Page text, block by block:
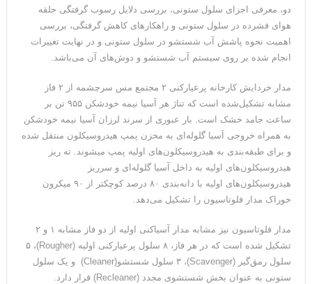
دو، معرفی اجزای سلول ستونی، بررسی دلایل رسوب گرفتگی حلقه
هوای فشرده در سلول ستونی و راهکارهای کاهش گرفتگی، بررسی
اهمیت نحوه پاشش آب شستشو در سلول ستونی و در نهایت تغییرات
انجام شده بر روی سیستم آب شستشو و دوش‌های آن می‌باشد.
مدار خردایش کارخانه پرعیارکنی ۲ مجتمع مس سرچشمه از ۲ فاز
مشابه تشکیل‌شده است که تناژ هر آسیا نیمه خودشکن ۹۵۵ تن بر
ساعت جامد خشک است. بار عبوری از سرند لرزان آسیا نیمه خودشکن
به همراه خروجی آسیا گلوله‌ای به مخزن پمپ هیدروسیکلون‌ منتقل شده
و برای طبقه‌بندی به هیدروسیکلون‌های اولیه پمپ میشوند. ته ریز
هیدروسیکلون‌های اولیه به داخل آسیا گلوله‌ای و سرریز
هیدروسیکلون‌های اولیه با دانه‌بندی ۸۰ درصد کوچکتر از ۹۰ میکرون
خوراک مدار فلوتاسیون را تشکیل می‌دهد.
مدار فلوتاسیون نیز مشابه مدار آسیاکنی اولیه از دو فاز مشابه ۱ و ۲
تشکیل شده است که در هر فاز، ۸ سلول پرعیارکنی اولیه (Rougher)، ۵
سلول رمق‌گیر (Scavenger)، ۳ سلول شستشو(Cleaner) و یک سلول
ستونی به عنوان بخش شستشوی مجدد (Recleaner) قرار دارد.